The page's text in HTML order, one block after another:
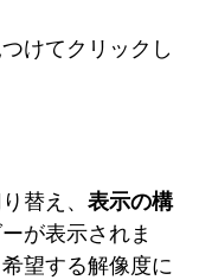
けてクリックし
替え、 表示の構
が表示されま
望する解像度に